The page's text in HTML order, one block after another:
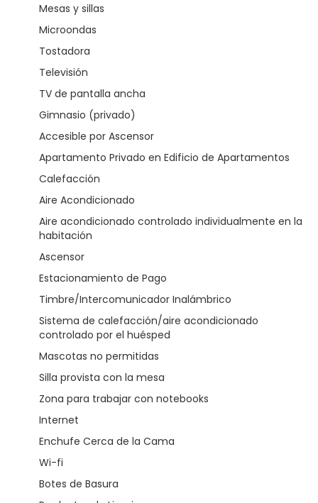
Mesas y sillas
Microondas
Tostadora
Televisión
TV de pantalla ancha
Gimnasio (privado)
Accesible por Ascensor
Apartamento Privado en Edificio de Apartamentos
Calefacción
Aire Acondicionado
Aire acondicionado controlado individualmente en la
habitación
Ascensor
Estacionamiento de Pago
Timbre/Intercomunicador Inalámbrico
Sistema de calefacción/aire acondicionado
controlado por el huésped
Mascotas no permitidas
Silla provista con la mesa
Zona para trabajar con notebooks
Internet
Enchufe Cerca de la Cama
Wi-fi
Botes de Basura